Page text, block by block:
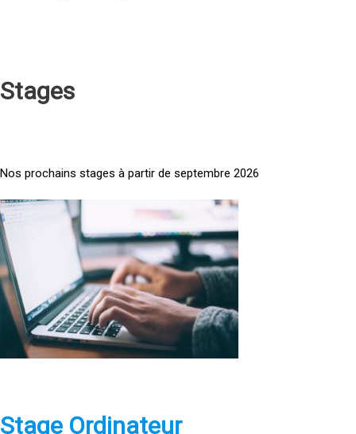
Stages
Nos prochains stages à partir de septembre 2026
<
a
h
e
f
pStage Ordinateur